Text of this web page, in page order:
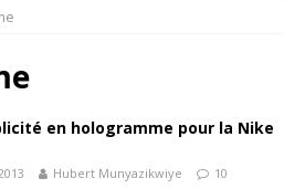
en hologramme pour la Nike
Hubert Munyazikwiye 10